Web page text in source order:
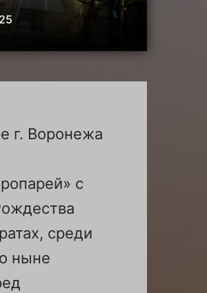
г. Воронежа
с
среди
ныне